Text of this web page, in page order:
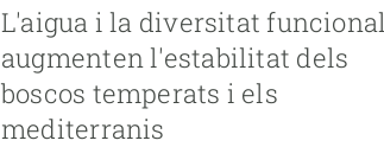
L'aigua i la diversitat funcional
augmenten l'estabilitat dels
boscos temperats i els
mediterranis